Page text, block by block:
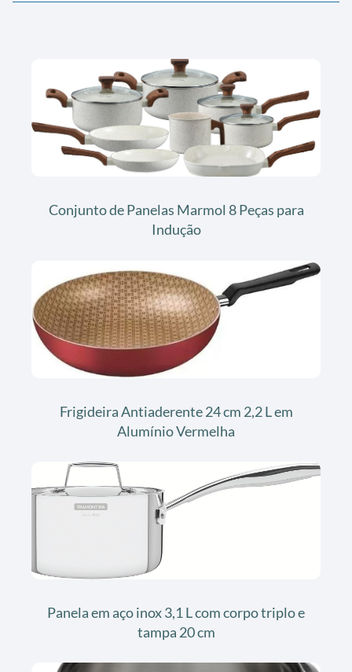
Conjunto de Panelas Marmol 8 Peças para
Indução
Frigideira Antiaderente 24 cm 2,2 L em
Alumínio Vermelha
Panela em aço inox 3,1 L com corpo triplo e
tampa 20 cm